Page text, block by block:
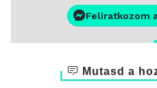
Feliratkozom
Mutasd a